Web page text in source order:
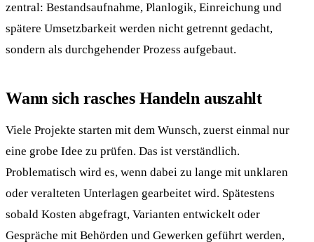
zentral: Bestandsaufnahme, Planlogik, Einreichung und
spätere Umsetzbarkeit werden nicht getrennt gedacht,
sondern als durchgehender Prozess aufgebaut.
Wann sich rasches Handeln auszahlt
Viele Projekte starten mit dem Wunsch, zuerst einmal nur
eine grobe Idee zu prüfen. Das ist verständlich.
Problematisch wird es, wenn dabei zu lange mit unklaren
oder veralteten Unterlagen gearbeitet wird. Spätestens
sobald Kosten abgefragt, Varianten entwickelt oder
Gespräche mit Behörden und Gewerken geführt werden,